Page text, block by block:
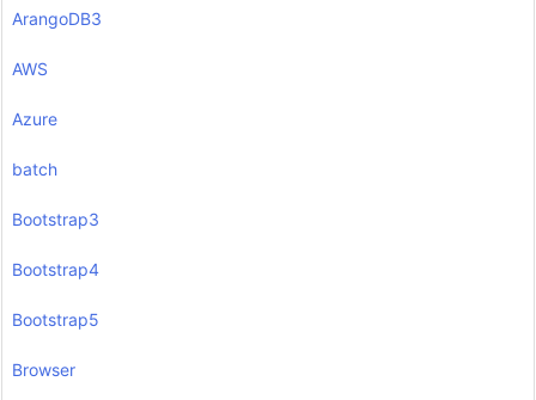
ArangoDB3
AWS
Azure
batch
Bootstrap3
Bootstrap4
Bootstrap5
Browser